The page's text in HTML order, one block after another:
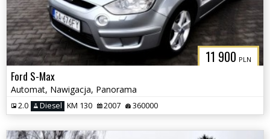
11 900 PLN
Ford S-Max
Automat, Nawigacja, Panorama
2.0 Diesel KM 130 2007 360000